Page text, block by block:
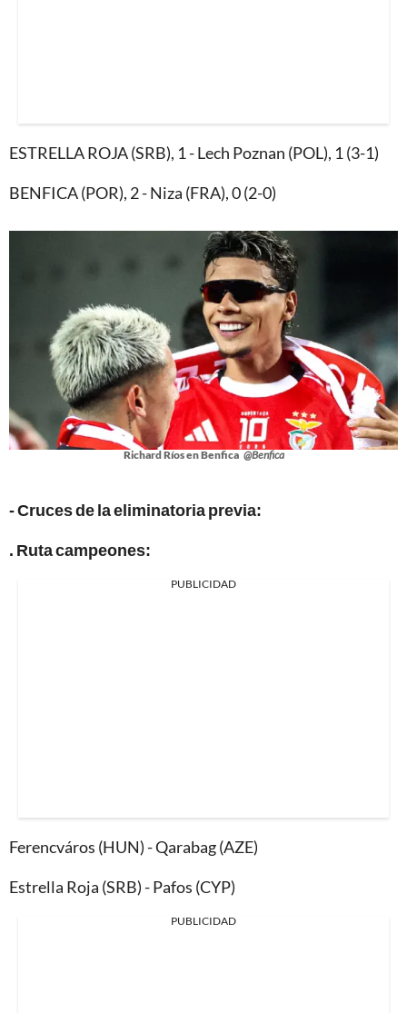
ESTRELLA ROJA (SRB), 1 - Lech Poznan (POL), 1 (3-1)
BENFICA (POR), 2 - Niza (FRA), 0 (2-0)
Richard Ríos en Benfica @Benfica
- Cruces de la eliminatoria previa:
. Ruta campeones:
PUBLICIDAD
Ferencváros (HUN) - Qarabag (AZE)
Estrella Roja (SRB) - Pafos (CYP)
PUBLICIDAD